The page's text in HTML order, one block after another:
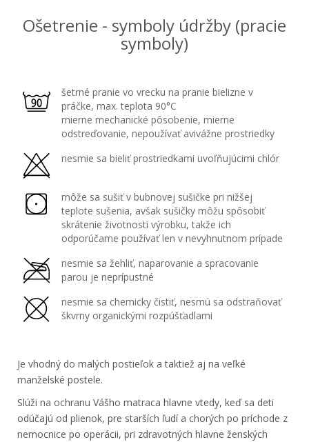
Ošetrenie - symboly údržby (pracie
symboly)
šetrné pranie vo vrecku na pranie bielizne v
práčke, max. teplota 90°C
mierne mechanické pôsobenie, mierne
odstreďovanie, nepoužívať avivážne prostriedky
nesmie sa bieliť prostriedkami uvoľňujúcimi chlór
môže sa sušiť v bubnovej sušičke pri nižšej
teplote sušenia, avšak sušičky môžu spôsobiť
skrátenie životnosti výrobku, takže ich
odporúčame používať len v nevyhnutnom prípade
nesmie sa žehliť, naparovanie a spracovanie
parou je neprípustné
nesmie sa chemicky čistiť, nesmú sa odstraňovať
škvrny organickými rozpúšťadlami
Je vhodný do malých postieľok a taktiež aj na veľké
manželské postele.
Slúži na ochranu Vášho matraca hlavne vtedy, keď sa deti
odúčajú od plienok, pre starších ľudí a chorých po príchode z
nemocnice po operácii, pri zdravotných hlavne ženských